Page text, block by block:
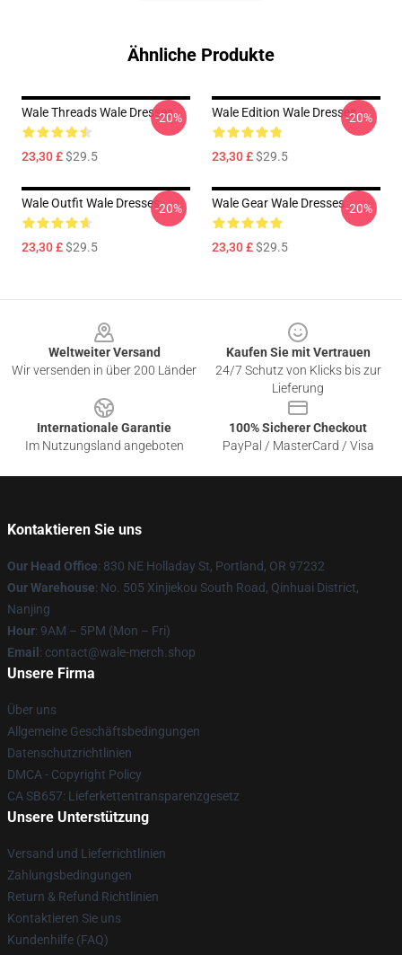
Ähnliche Produkte
Wale Threads Wale Dresses
23,30 £$29.5
-20% Wale Edition Wale Dresses
23,30 £$29.5
-20%
Wale Outfit Wale Dresses
23,30 £$29.5
-20% Wale Gear Wale Dresses
23,30 £$29.5
-20%
Weltweiter Versand
Wir versenden in über 200 Länder
Kaufen Sie mit Vertrauen
24/7 Schutz von Klicks bis zur
Lieferung
Internationale Garantie
Im Nutzungsland angeboten
100% Sicherer Checkout
PayPal / MasterCard / Visa
Kontaktieren Sie uns
Our Head Office: 830 NE Holladay St, Portland, OR 97232
Our Warehouse: No. 505 Xinjiekou South Road, Qinhuai District,
Nanjing
Hour: 9AM – 5PM (Mon – Fri)
Email : contact@wale-merch.shop
Unsere Firma
Über uns
Allgemeine Geschäftsbedingungen
Datenschutzrichtlinien
DMCA - Copyright Policy
CA SB657: Lieferkettentransparenzgesetz
Unsere Unterstützung
Versand und Lieferrichtlinien
Zahlungsbedingungen
Return & Refund Richtlinien
Kontaktieren Sie uns
Kundenhilfe (FAQ)